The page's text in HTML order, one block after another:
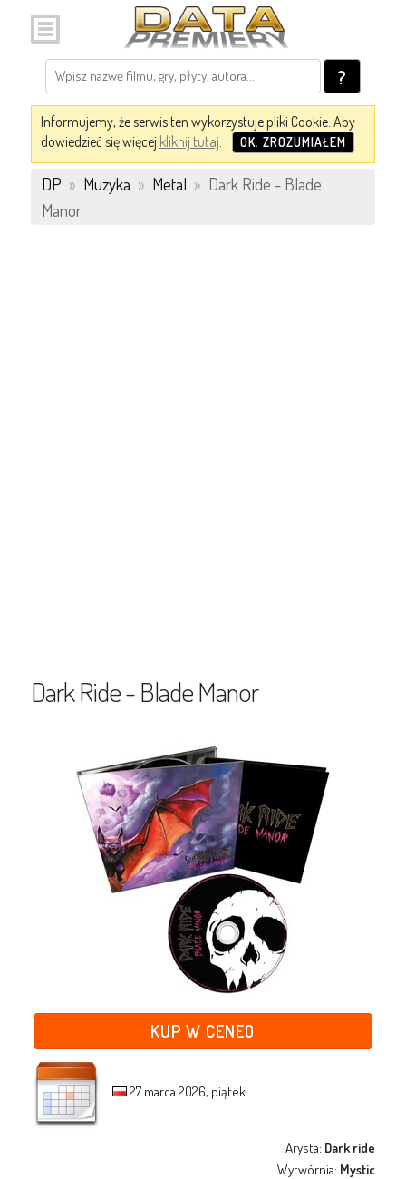
?
Informujemy, że serwis ten wykorzystuje pliki Cookie. Aby
dowiedzieć się więcej kliknij tutaj. OK, ZROZUMIAŁEM
DP » Muzyka » Metal » Dark Ride - Blade
Manor
Dark Ride - Blade Manor
KUP W CENEO
27 marca 2026, piątek
Arysta: Dark ride
Wytwórnia: Mystic